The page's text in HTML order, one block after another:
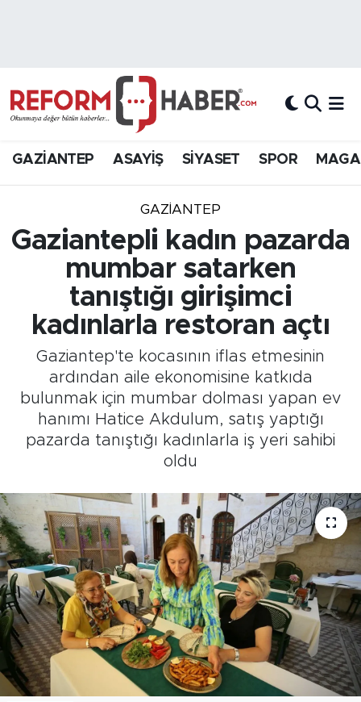
GAZİANTEP ASAYİŞ SİYASET SPOR
GAZIANTEP
Gaziantepli kadın pazarda
mumbar satarken
tanıştığı girişimci
kadınlarla restoran açtı
Gaziantep'te kocasının iflas etmesinin
ardından aile ekonomisine katkıda
bulunmak için mumbar dolması yapan ev
hanımı Hatice Akdulum, satış yaptığı
pazarda tanıştığı kadınlarla iş yeri sahibi
oldu
Hava Durumu
Süper Lig Puan Durumu ve Fikstür
Tüm Manşetler
Son Dakika Haberleri
Haber Arşivi